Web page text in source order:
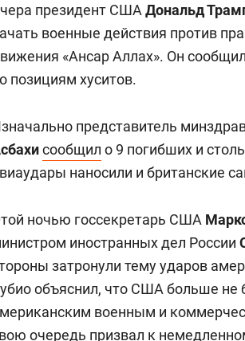
президент США Дональд
военные действия против
«Ансар Аллах». Он
позициям хуситов.
представитель
сообщил о 9 погибших и
наносили и британские
ночью госсекретарь США
иностранных дел России
затронули тему ударов
объяснил, что США больше не
военным и
очередь призвал к